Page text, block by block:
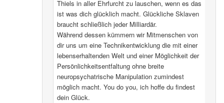
Thiels in aller Ehrfurcht zu lauschen, wenn es das
ist was dich glücklich macht. Glückliche Sklaven
braucht schließlich jeder Milliardär.
Während dessen kümmern wir Mitmenschen von
dir uns um eine Technikentwicklung die mit einer
lebenserhaltenden Welt und einer Möglichkeit der
Persönlichkeitsentfaltung ohne breite
neuropsychatrische Manipulation zumindest
möglich macht. You do you, ich hoffe du findest
dein Glück.